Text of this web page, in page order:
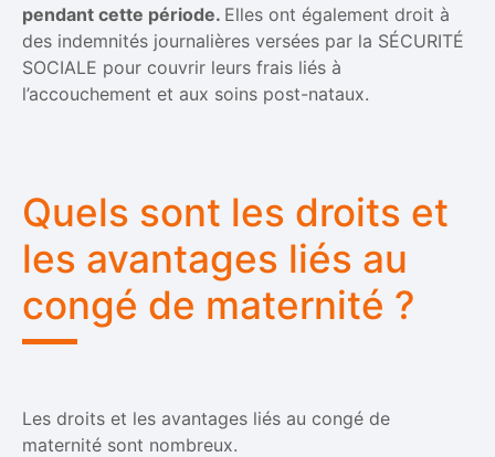
pendant cette période. Elles ont également droit à
des indemnités journalières versées par la SÉCURITÉ
SOCIALE pour couvrir leurs frais liés à
l’accouchement et aux soins post-nataux.
Quels sont les droits et
les avantages liés au
congé de maternité ?
Les droits et les avantages liés au congé de
maternité sont nombreux.